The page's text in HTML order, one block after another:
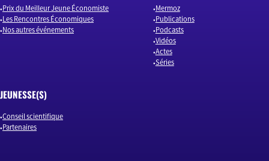
Prix du Meilleur Jeune Économiste
Les Rencontres Économiques
Nos autres événements
Mermoz
Publications
Podcasts
Vidéos
Actes
Séries
JEUNESSE(S)
Conseil scientifique
Partenaires